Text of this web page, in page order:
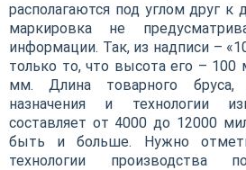
располагаются под углом друг к
маркировка не
информации. Так, из надписи –
только то, что высота его –
мм. Длина товарного
назначения и технологии
составляет от 4000 до 12000
быть и больше. Нужно
технологии производства